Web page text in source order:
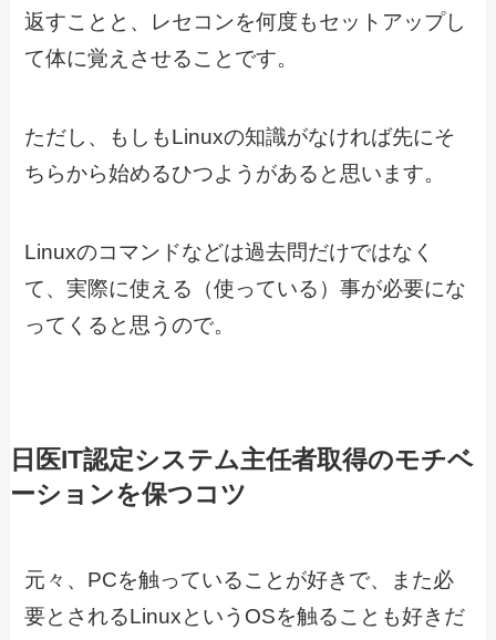
返すことと、レセコンを何度もセットアップし
て体に覚えさせることです。
ただし、もしもLinuxの知識がなければ先にそ
ちらから始めるひつようがあると思います。
Linuxのコマンドなどは過去問だけではなく
て、実際に使える（使っている）事が必要にな
ってくると思うので。
日医IT認定システム主任者取得のモチベ
ーションを保つコツ
元々、PCを触っていることが好きで、また必
要とされるLinuxというOSを触ることも好きだ